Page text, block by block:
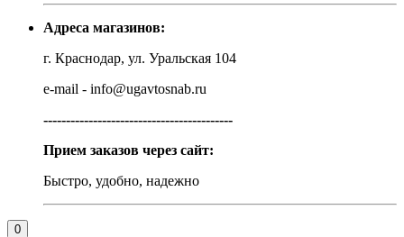
Адреса магазинов:
г. Краснодар, ул. Уральская 104
e-mail - info@ugavtosnab.ru
------------------------------------------
Прием заказов через сайт:
Быстро, удобно, надежно
0